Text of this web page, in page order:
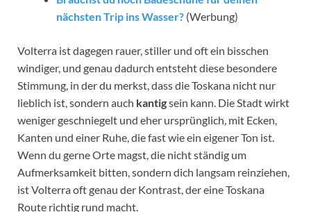
nächsten Trip ins Wasser? (Werbung)
Volterra ist dagegen rauer, stiller und oft ein bisschen
windiger, und genau dadurch entsteht diese besondere
Stimmung, in der du merkst, dass die Toskana nicht nur
lieblich ist, sondern auch kantigsein kann. Die Stadt wirkt
weniger geschniegelt und eher ursprünglich, mit Ecken,
Kanten und einer Ruhe, die fast wie ein eigener Ton ist.
Wenn du gerne Orte magst, die nicht ständig um
Aufmerksamkeit bitten, sondern dich langsam reinziehen,
ist Volterra oft genau der Kontrast, der eine Toskana
Route richtig rund macht.